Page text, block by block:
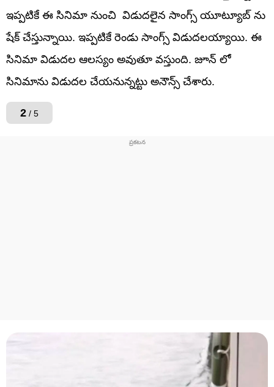
ఇప్పటికే ఈ సినిమా నుంచి విడుదలైన సాంగ్స్ యూట్యూబ్ ను
షేక్ చేస్తున్నాయి. ఇప్పటికే రెండు సాంగ్స్ విడుదలయ్యాయి. ఈ
సినిమా విడుదల ఆలస్యం అవుతూ వస్తుంది. జూన్ లో
సినిమాను విడుదల చేయనున్నట్టు అనౌన్స్ చేశారు.
2 / 5